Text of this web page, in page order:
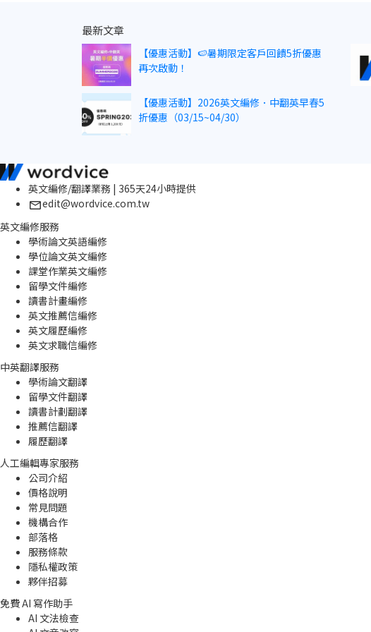
最新文章
【優惠活動】🍉暑期限定客戶回饋5折優惠
再次啟動！
【優惠活動】2026英文編修．中翻英早春5
折優惠（03/15~04/30）
英文編修/翻譯業務 | 365天24小時提供
edit@wordvice.com.tw
英文編修服務
學術論文英語編修
學位論文英文編修
課堂作業英文編修
留學文件編修
讀書計畫編修
英文推薦信編修
英文履歷編修
英文求職信編修
中英翻譯服務
學術論文翻譯
留學文件翻譯
讀書計劃翻譯
推薦信翻譯
履歷翻譯
人工編輯專家服務
公司介紹
價格說明
常見問題
機構合作
部落格
服務條款
隱私權政策
夥伴招募
免費 AI 寫作助手
AI 文法檢查